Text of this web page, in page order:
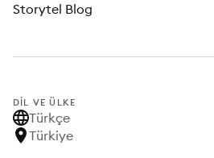
Storytel Blog
DIL VE ÜLKE
Türkçe
Türkiye